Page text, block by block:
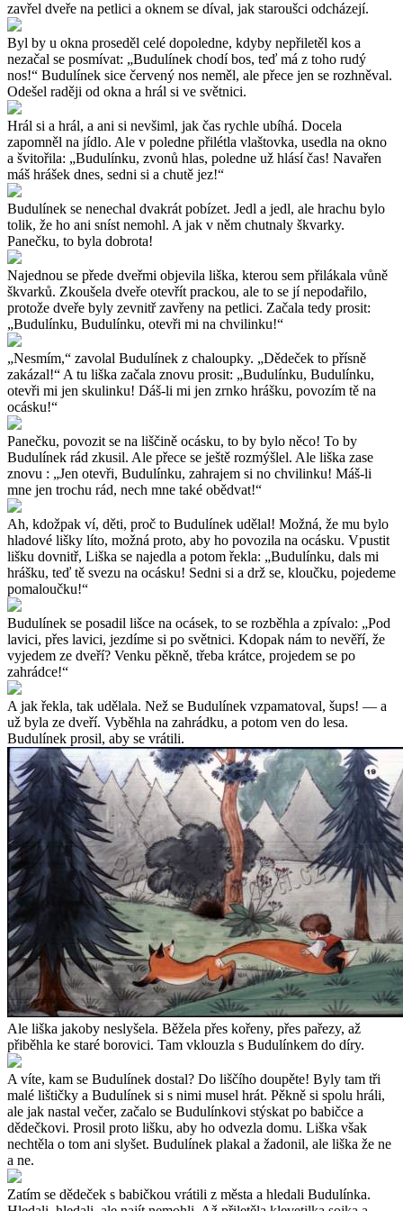
zavřel dveře na petlici a oknem se díval, jak staroušci odcházejí.
Byl by u okna proseděl celé dopoledne, kdyby nepřiletěl kos a
nezačal se posmívat: „Budulínek chodí bos, teď má z toho rudý
nos!“ Budulínek sice červený nos neměl, ale přece jen se rozhněval.
Odešel raději od okna a hrál si ve světnici.
Hrál si a hrál, a ani si nevšiml, jak čas rychle ubíhá. Docela
zapomněl na jídlo. Ale v poledne přilétla vlaštovka, usedla na okno
a švitořila: „Budulínku, zvonů hlas, poledne už hlásí čas! Navařen
máš hrášek dnes, sedni si a chutě jez!“
Budulínek se nenechal dvakrát pobízet. Jedl a jedl, ale hrachu bylo
tolik, že ho ani sníst nemohl. A jak v něm chutnaly škvarky.
Panečku, to byla dobrota!
Najednou se přede dveřmi objevila liška, kterou sem přilákala vůně
škvarků. Zkoušela dveře otevřít prackou, ale to se jí nepodařilo,
protože dveře byly zevnitř zavřeny na petlici. Začala tedy prosit:
„Budulínku, Budulínku, otevři mi na chvilinku!“
„Nesmím,“ zavolal Budulínek z chaloupky. „Dědeček to přísně
zakázal!“ A tu liška začala znovu prosit: „Budulínku, Budulínku,
otevři mi jen skulinku! Dáš-li mi jen zrnko hrášku, povozím tě na
ocásku!“
Panečku, povozit se na liščině ocásku, to by bylo něco! To by
Budulínek rád zkusil. Ale přece se ještě rozmýšlel. Ale liška zase
znovu : „Jen otevři, Budulínku, zahrajem si no chvilinku! Máš-li
mne jen trochu rád, nech mne také obědvat!“
Ah, kdožpak ví, děti, proč to Budulínek udělal! Možná, že mu bylo
hladové lišky líto, možná proto, aby ho povozila na ocásku. Vpustit
lišku dovnitř, Liška se najedla a potom řekla: „Budulínku, dals mi
hrášku, teď tě svezu na ocásku! Sedni si a drž se, kloučku, pojedeme
pomaloučku!“
Budulínek se posadil lišce na ocásek, to se rozběhla a zpívalo: „Pod
lavici, přes lavici, jezdíme si po světnici. Kdopak nám to nevěří, že
vyjedem ze dveří? Venku pěkně, třeba krátce, projedem se po
zahrádce!“
A jak řekla, tak udělala. Než se Budulínek vzpamatoval, šups! — a
už byla ze dveří. Vyběhla na zahrádku, a potom ven do lesa.
Budulínek prosil, aby se vrátili.
Ale liška jakoby neslyšela. Běžela přes kořeny, přes pařezy, až
přiběhla ke staré borovici. Tam vklouzla s Budulínkem do díry.
A víte, kam se Budulínek dostal? Do liščího doupěte! Byly tam tři
malé lištičky a Budulínek si s nimi musel hrát. Pěkně si spolu hráli,
ale jak nastal večer, začalo se Budulínkovi stýskat po babičce a
dědečkovi. Prosil proto lišku, aby ho odvezla domu. Liška však
nechtěla o tom ani slyšet. Budulínek plakal a žadonil, ale liška že ne
a ne.
Zatím se dědeček s babičkou vrátili z města a hledali Budulínka.